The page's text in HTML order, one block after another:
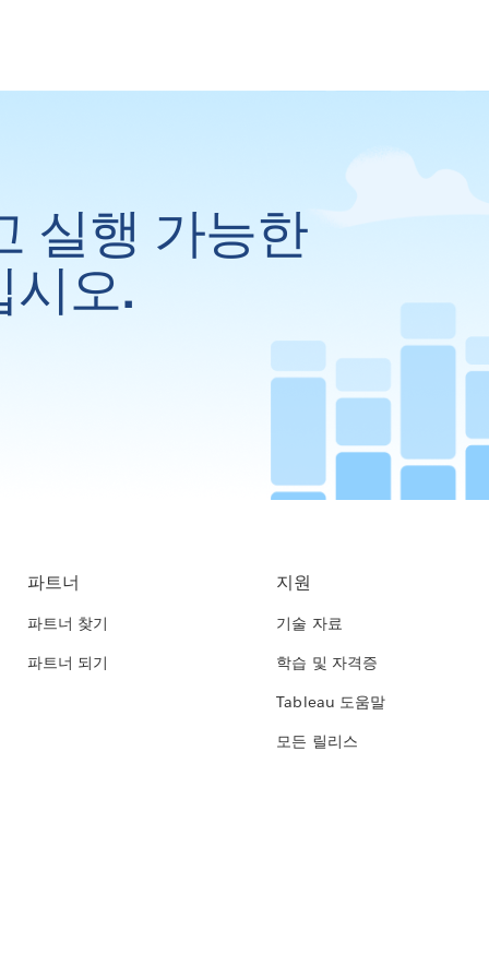
실행 가능한
시오.
파트너
파트너 찾기
파트너 되기
지원
기술 자료
학습 및 자격증
Tableau 도움말
모든 릴리스